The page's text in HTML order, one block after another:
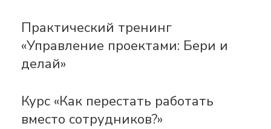
Практический тренинг
«Управление проектами: Бери и
делай»
Курс «Как перестать работать
вместо сотрудников?»